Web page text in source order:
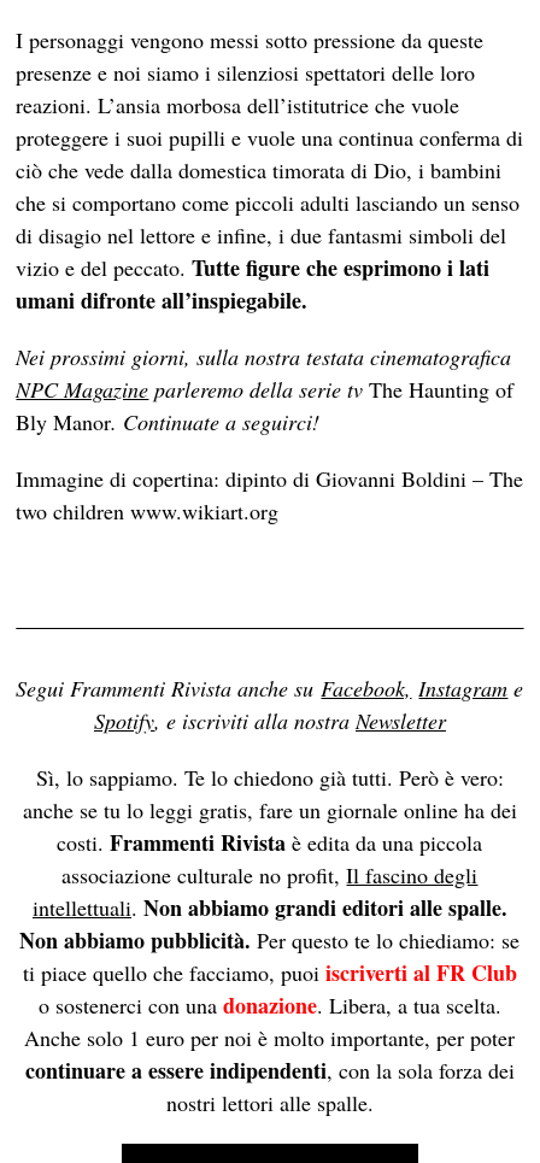
I personaggi vengono messi sotto pressione da queste
presenze e noi siamo i silenziosi spettatori delle loro
reazioni. L’ansia morbosa dell’istitutrice che vuole
proteggere i suoi pupilli e vuole una continua conferma di
ciò che vede dalla domestica timorata di Dio, i bambini
che si comportano come piccoli adulti lasciando un senso
di disagio nel lettore e infine, i due fantasmi simboli del
vizio e del peccato.Tutte figure che esprimono i lati
umani difronte all’inspiegabile.
Nei prossimi giorni, sulla nostra testata cinematografica
NPC Magazine parleremo della serie tvThe Haunting of
Bly Manor. Continuate a seguirci!
Immagine di copertina: dipinto di Giovanni Boldini – The
two children www.wikiart.org
Segui Frammenti Rivista anche su Facebook, Instagram e
Spotify, e iscriviti alla nostra Newsletter
Sì, lo sappiamo. Te lo chiedono già tutti. Però è vero:
anche se tu lo leggi gratis, fare un giornale online ha dei
costi.Frammenti Rivistaè edita da una piccola
associazione culturale no profit,Il fascino degli
intellettuali. Non abbiamo grandi editori alle spalle.
Non abbiamo pubblicità. Per questo te lo chiediamo: se
ti piace quello che facciamo, puoi iscriverti al FR Club
o sostenerci con una donazione. Libera, a tua scelta.
Anche solo 1 euro per noi è molto importante, per poter
continuare a essere indipendenti, con la sola forza dei
nostri lettori alle spalle.